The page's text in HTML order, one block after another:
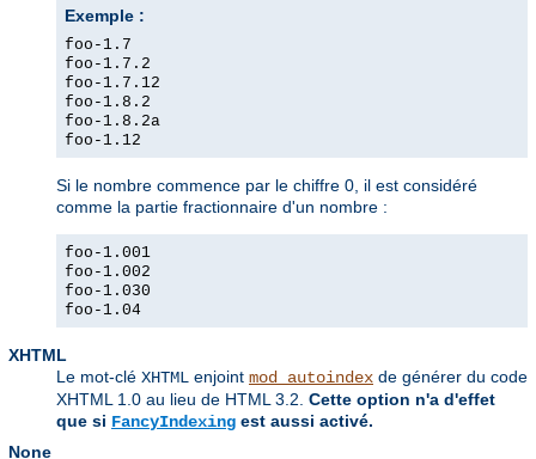
Exemple :
foo-1.7
foo-1.7.2
foo-1.7.12
foo-1.8.2
foo-1.8.2a
foo-1.12
Si le nombre commence par le chiffre 0, il est considéré
comme la partie fractionnaire d'un nombre :
foo-1.001
foo-1.002
foo-1.030
foo-1.04
XHTML
Le mot-clé XHTML enjoint mod_autoindex de générer du code
XHTML 1.0 au lieu de HTML 3.2. Cette option n'a d'effet
que si FancyIndexing est aussi activé.
None